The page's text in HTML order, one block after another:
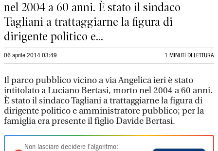
nel 2004 a 60 anni. È stato il sindaco
Tagliani a trattaggiarne la figura di
dirigente politico e...
06 aprile 2014 03:49 1 MINUTI DI LETTURA
Il parco pubblico vicino a via Angelica ieri è stato
intitolato a Luciano Bertasi, morto nel 2004 a 60 anni.
È stato il sindaco Tagliani a trattaggiarne la figura di
dirigente politico e amministratore pubblico; per la
famiglia era presente il figlio Davide Bertasi.
Non lasciare decidere l'algoritmo: